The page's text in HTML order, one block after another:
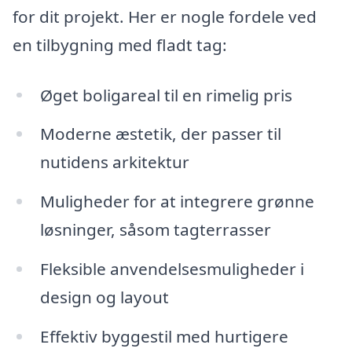
for dit projekt. Her er nogle fordele ved
en tilbygning med fladt tag:
Øget boligareal til en rimelig pris
Moderne æstetik, der passer til
nutidens arkitektur
Muligheder for at integrere grønne
løsninger, såsom tagterrasser
Fleksible anvendelsesmuligheder i
design og layout
Effektiv byggestil med hurtigere